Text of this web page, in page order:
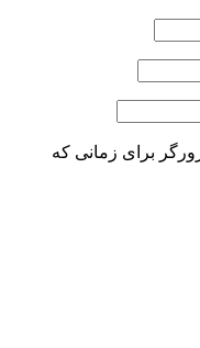
برای زمانی که